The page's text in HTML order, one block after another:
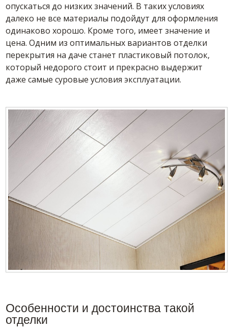
опускаться до низких значений. В таких условиях
далеко не все материалы подойдут для оформления
одинаково хорошо. Кроме того, имеет значение и
цена. Одним из оптимальных вариантов отделки
перекрытия на даче станет пластиковый потолок,
который недорого стоит и прекрасно выдержит
даже самые суровые условия эксплуатации.
Особенности и достоинства такой
отделки